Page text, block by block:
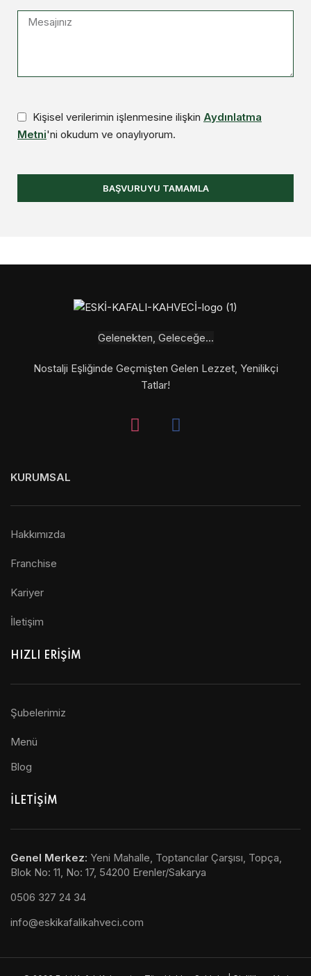
Kişisel verilerimin işlenmesine ilişkin Aydınlatma
Metni'ni okudum ve onaylıyorum.
BAŞVURUYU TAMAMLA
Gelenekten, Geleceğe...
Nostalji Eşliğinde Geçmişten Gelen Lezzet, Yenilikçi
Tatlar!
KURUMSAL
Hakkımızda
Franchise
Kariyer
İletişim
HIZLI ERİŞİM
Şubelerimiz
Menü
Blog
ILETIŞIM
Genel Merkez: Yeni Mahalle, Toptancılar Çarşısı, Topça,
Blok No: 11, No: 17, 54200 Erenler/Sakarya
0506 327 24 34
info@eskikafalikahveci.com